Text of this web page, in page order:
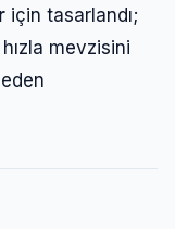
için tasarlandı;
mevzisini